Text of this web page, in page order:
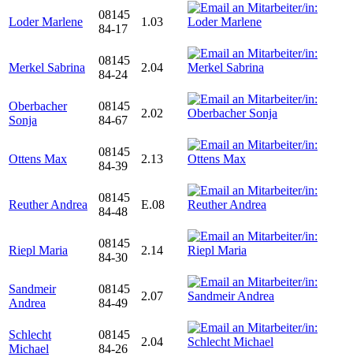
Loder Marlene
08145
84-17
1.03
Merkel Sabrina
08145
84-24
2.04
Oberbacher
Sonja
08145
84-67
2.02
Ottens Max
08145
84-39
2.13
Reuther Andrea
08145
84-48
E.08
Riepl Maria
08145
84-30
2.14
Sandmeir
Andrea
08145
84-49
2.07
Schlecht
Michael
08145
84-26
2.04